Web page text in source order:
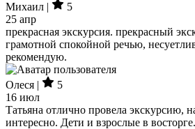
Михаил |
5
25 апр
прекрасная экскурсия. прекрасный
грамотной спокойной речью,
рекомендую.
Олеся |
5
16 июл
Татьяна отлично провела экскурсию,
интересно. Дети и взрослые в